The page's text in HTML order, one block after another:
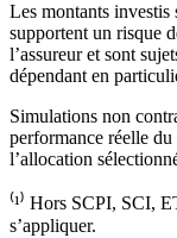
Les montants investis
supportent un risque
l’assureur et sont
dépendant en
Simulations non
performance réelle
l’allocation
⁽¹⁾ Hors SCPI, SCI,
s’appliquer.